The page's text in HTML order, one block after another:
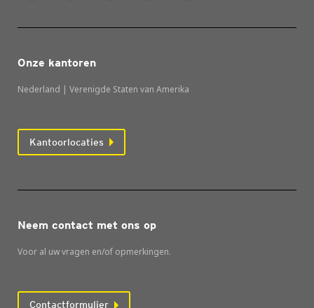
Onze kantoren
Nederland | Verenigde Staten van Amerika
Kantoorlocaties
Neem contact met ons op
Voor al uw vragen en/of opmerkingen.
Contactformulier